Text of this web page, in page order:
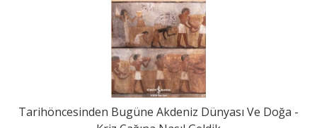
Tarihöncesinden Bugüne Akdeniz Dünyası Ve Doğa -